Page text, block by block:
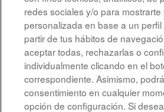
Aviso legal
Accesibilidad
redes sociales y/o para mostrarte
personalizada en base a un
partir de tus hábitos de
aceptar todas, rechazarlas o
individualmente clicando en el
correspondiente. Asimismo,
consentimiento en cualquier
opción de configuración. Si